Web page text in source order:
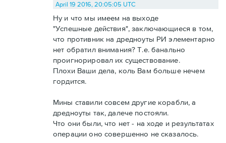
April 19 2016, 20:05:05 UTC
Ну и что мы имеем на выходе
"Успешные действия", заключающиеся в том,
что противник на дредноуты РИ элементарно
нет обратил внимания? Т.е. банально
проигнорировал их существование.
Плохи Ваши дела, коль Вам больше нечем
гордится.
Мины ставили совсем другие корабли, а
дредноуты так, далече постояли.
Что они были, что нет - на ходе и результатах
операции оно совершенно не сказалось.